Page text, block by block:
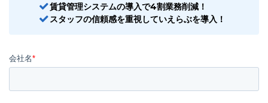
賃貸管理システムの導入で4割業務削減！
スタッフの信頼感を重視していえらぶを導入！